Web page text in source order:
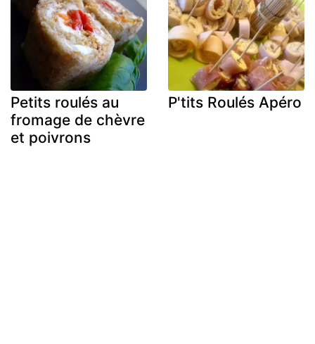
Petits roulés au
fromage de chèvre
et poivrons
P'tits Roulés Apéro